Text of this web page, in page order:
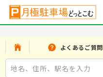
よくあるご質問